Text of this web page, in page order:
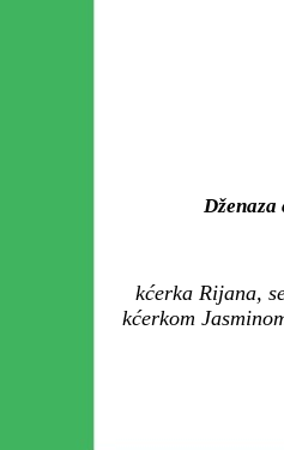
kćerka Rijana,
kćerkom